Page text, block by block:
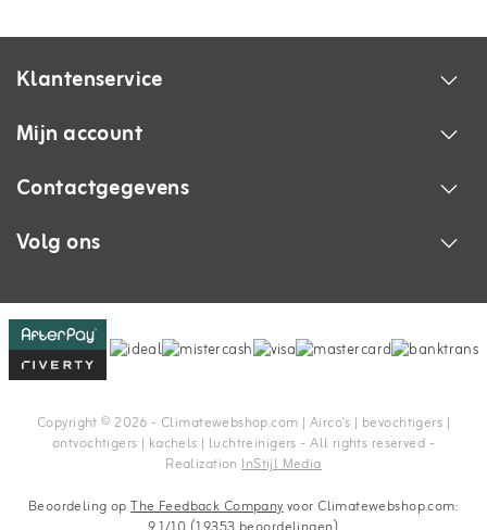
Klantenservice
Mijn account
Contactgegevens
Volg ons
Copyright © 2026 - Climatewebshop.com | Airco's | bevochtigers |
ontvochtigers | kachels | luchtreinigers - All rights reserved -
RealizationInStijl Media
Beoordeling opThe Feedback Companyvoor Climatewebshop.com: